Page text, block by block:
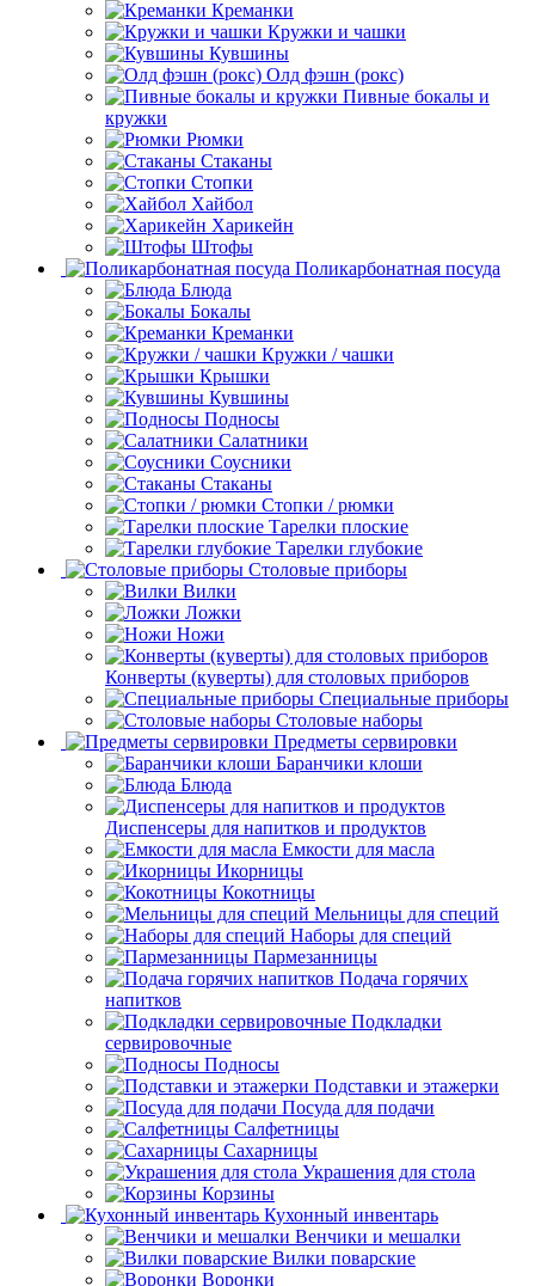
Креманки
Кружки и чашки
Кувшины
Олд фэшн (рокс)
Пивные бокалы и
кружки
Рюмки
Стаканы
Стопки
Хайбол
Харикейн
Штофы
Поликарбонатная посуда
Блюда
Бокалы
Креманки
Кружки / чашки
Крышки
Кувшины
Подносы
Салатники
Соусники
Стаканы
Стопки / рюмки
Тарелки плоские
Тарелки глубокие
Столовые приборы
Вилки
Ложки
Ножи
Конверты (куверты) для столовых приборов
Специальные приборы
Столовые наборы
Предметы сервировки
Баранчики клоши
Блюда
Диспенсеры для напитков и продуктов
Емкости для масла
Икорницы
Кокотницы
Мельницы для специй
Наборы для специй
Пармезанницы
Подача горячих
напитков
Подкладки
сервировочные
Подносы
Подставки и этажерки
Посуда для подачи
Салфетницы
Сахарницы
Украшения для стола
Корзины
Кухонный инвентарь
Венчики и мешалки
Вилки поварские
Воронки